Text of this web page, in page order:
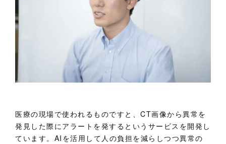
医療の現場で使われるものですと、CT画像から異常を
発見した際にアラートを発するというサービスを開発し
ています。AIを活用して人の負担を減らしつつ異常の